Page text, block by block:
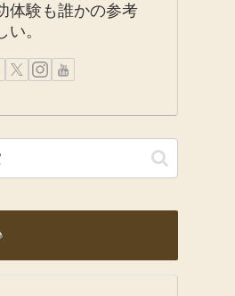
体験も誰かの参考
。